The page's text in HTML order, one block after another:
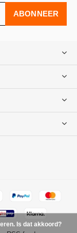
ABONNEER
Is dat akkoord?